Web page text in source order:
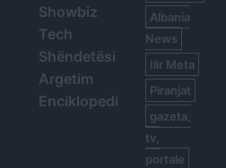
Showbiz
Tech
Shëndetësi
Argetim
Enciklopedi
Albania
News
Ilir Meta
Piranjat
gazeta,
tv,
portale